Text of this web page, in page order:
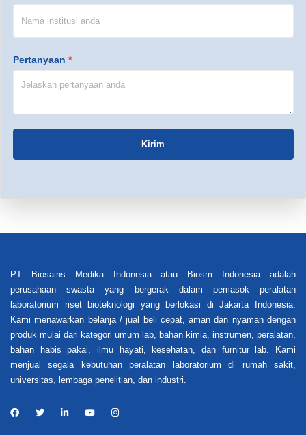
Pertanyaan *
Kirim
PT Biosains Medika Indonesia atau Biosm Indonesia adalah
perusahaan swasta yang bergerak dalam pemasok peralatan
laboratorium riset bioteknologi yang berlokasi di Jakarta Indonesia.
Kami menawarkan belanja / jual beli cepat, aman dan nyaman dengan
produk mulai dari kategori umum lab, bahan kimia, instrumen, peralatan,
bahan habis pakai, ilmu hayati, kesehatan, dan furnitur lab. Kami
menjual segala kebutuhan peralatan laboratorium di rumah sakit,
universitas, lembaga penelitian, dan industri.